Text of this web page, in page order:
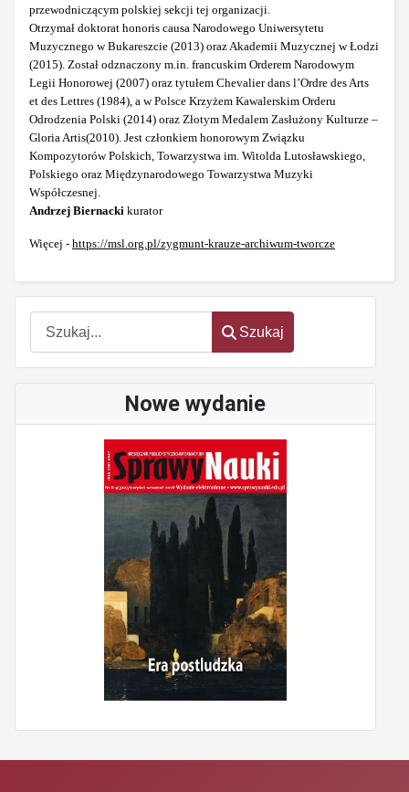
Szukaj
Szukaj
Nowe wydanie
przewodniczącym polskiej sekcji tej organizacji.
Otrzymał doktorat honoris causa Narodowego Uniwersytetu
Muzycznego w Bukareszcie (2013) oraz Akademii Muzycznej w Łodzi
(2015). Został odznaczony m.in. francuskim Orderem Narodowym
Legii Honorowej (2007) oraz tytułem Chevalier dans l’Ordre des Arts
et des Lettres (1984), a w Polsce Krzyżem Kawalerskim Orderu
Odrodzenia Polski (2014) oraz Złotym Medalem Zasłużony Kulturze –
Gloria Artis(2010). Jest członkiem honorowym Związku
Kompozytorów Polskich, Towarzystwa im. Witolda Lutosławskiego,
Polskiego oraz Międzynarodowego Towarzystwa Muzyki
Współczesnej.
Andrzej Biernacki kurator
Więcej - https://msl.org.pl/zygmunt-krauze-archiwum-tworcze